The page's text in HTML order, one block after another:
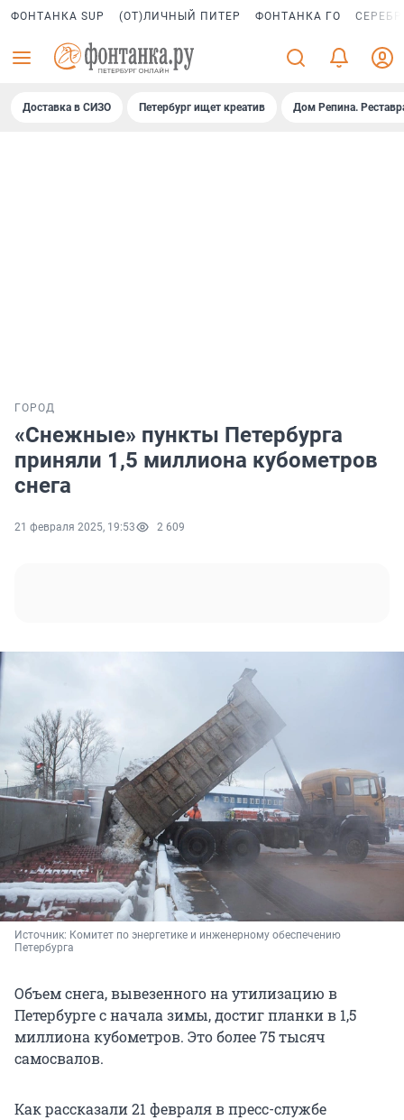
ФОНТАНКА SUP (ОТ)ЛИЧНЫЙ ПИТЕР ФОНТАНКА ГО
Доставка в СИЗО Петербург ищет креатив Дом Репина.
ГОРОД
«Снежные» пункты Петербурга
приняли 1,5 миллиона кубометров
снега
21 февраля 2025, 19:53 2 609
Источник: Комитет по энергетике и инженерному обеспечению
Петербурга
Объем снега, вывезенного на утилизацию в
Петербурге с начала зимы, достиг планки в 1,5
миллиона кубометров. Это более 75 тысяч
самосвалов.
Как рассказали 21 февраля в пресс-службе